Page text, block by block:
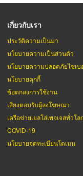
เกี่ยวกับเรา
ประวัติความเป็นมา
นโยบายความเป็นส่วนตัว
นโยบายความปลอดภัยไซเบ
นโยบายคุกกี้
ข้อตกลงการใช้งาน
เสียงตอบรับผู้ลงโฆษณา
เครือข่ายเยลโล่เพจเจสทั่วโล
COVID-19
นโยบายจดทะเบียนโดเมน